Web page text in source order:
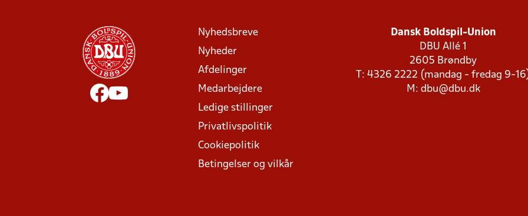
Nyhedsbreve
Nyheder
Afdelinger
Medarbejdere
Ledige stillinger
Privatlivspolitik
Cookiepolitik
Betingelser og vilkår
Dansk Boldspil-Union
DBU Allé 1
2605 Brøndby
T: 4326 2222 (mandag - fredag 9-
M: dbu@dbu.dk